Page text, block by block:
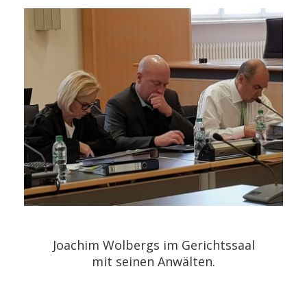
Joachim Wolbergs im Gerichtssaal
mit seinen Anwälten.